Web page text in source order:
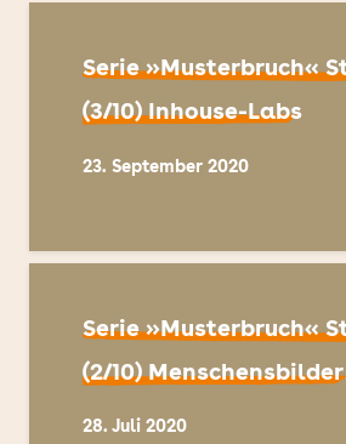
Serie »Musterbruch«
(3/10) Inhouse-Labs
23. September 2020
Serie »Musterbruch«
(2/10)
28. Juli 2020